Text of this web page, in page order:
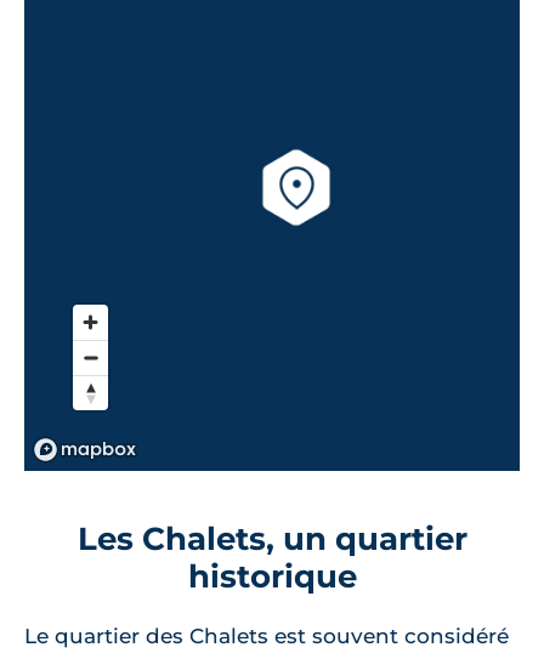
Les Chalets, un quartier
historique
Le quartier des Chalets est souvent considéré